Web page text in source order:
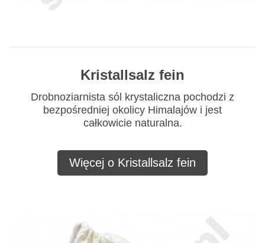
Kristallsalz fein
Drobnoziarnista sól krystaliczna pochodzi z
bezpośredniej okolicy Himalajów i jest
całkowicie naturalna.
Więcej o Kristallsalz fein